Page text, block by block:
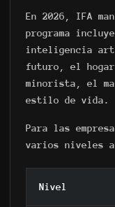
En 2026, IFA
programa
inteligencia
futuro, el
minorista, el
estilo de vida.
Para las
varios niveles
Nivel